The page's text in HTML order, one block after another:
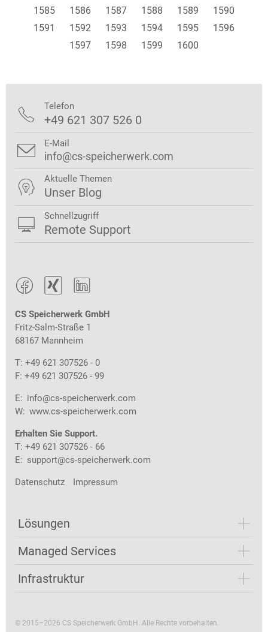
1585
1586 1587 1588 1589
1590
1591
1592 1593 1594 1595
1596
1597
1598 1599 1600
  
CS Speicherwerk GmbH
Fritz-Salm-Straße 1
68167 Mannheim
T: +49 621 307526 - 0
F: +49 621 307526 - 99
E: info@cs-speicherwerk.com
W: www.cs-speicherwerk.com
Erhalten Sie Support.
T: +49 621 307526 - 66
E: support@cs-speicherwerk.com
Datenschutz Impressum
Lösungen
Managed Services
Infrastruktur
 Telefon
+49 621 307 526 0
 E-Mail
info@cs-speicherwerk.com
 Aktuelle Themen
Unser Blog
 Schnellzugriff
Remote Support
© 2015–2026 CS Speicherwerk GmbH. Alle Rechte vorbehalten.